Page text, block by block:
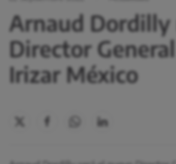
Arnaud Dordilly
Director
Irizar México